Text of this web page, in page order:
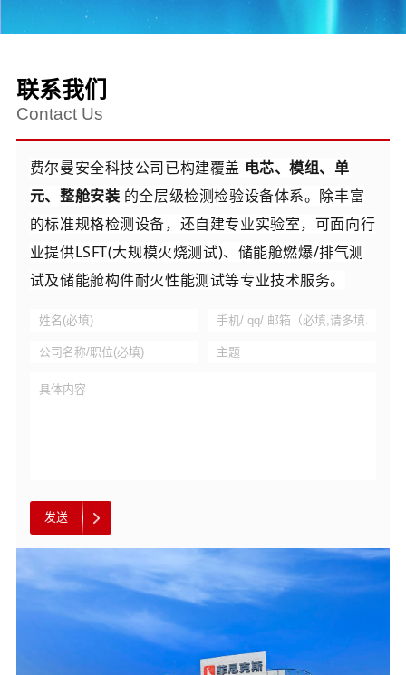
联系我们
Contact Us
费尔曼安全科技公司已构建覆盖 电芯、模组、单
元、整舱安装 的全层级检测检验设备体系。除丰富
的标准规格检测设备，还自建专业实验室，可面向行
业提供LSFT(大规模火烧测试)、储能舱燃爆/排气测
试及储能舱构件耐火性能测试等专业技术服务。
发送